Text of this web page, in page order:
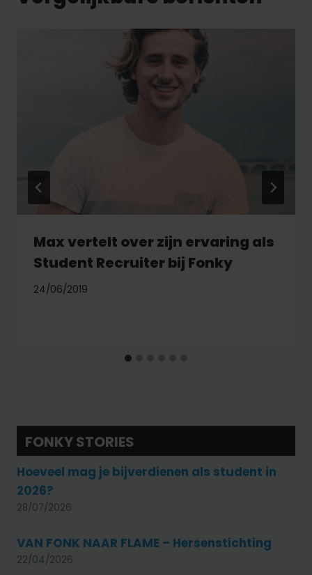
Max vertelt over zijn ervaring als
Student Recruiter bij Fonky
24/06/2019
FONKY STORIES
Hoeveel mag je bijverdienen als student in
2026?
28/07/2026
VAN FONK NAAR FLAME – Hersenstichting
22/04/2026